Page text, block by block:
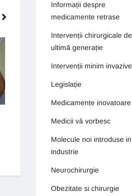
INTERVENȚII CHIRURGICALE DE
ULTIMĂ GENERAȚIE
Cum puteți scăpa de varice?
Informații despre
medicamente retrase
Intervenții chirurgicale de
ultimă generație
Intervenții minim invazive
Legislație
Medicamente inovatoare
Medicii vă vorbesc
Molecule noi introduse in
industrie
Neurochirurgie
Obezitate si chirurgie